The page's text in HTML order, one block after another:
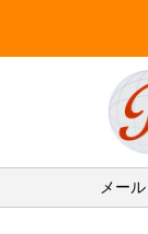
メール